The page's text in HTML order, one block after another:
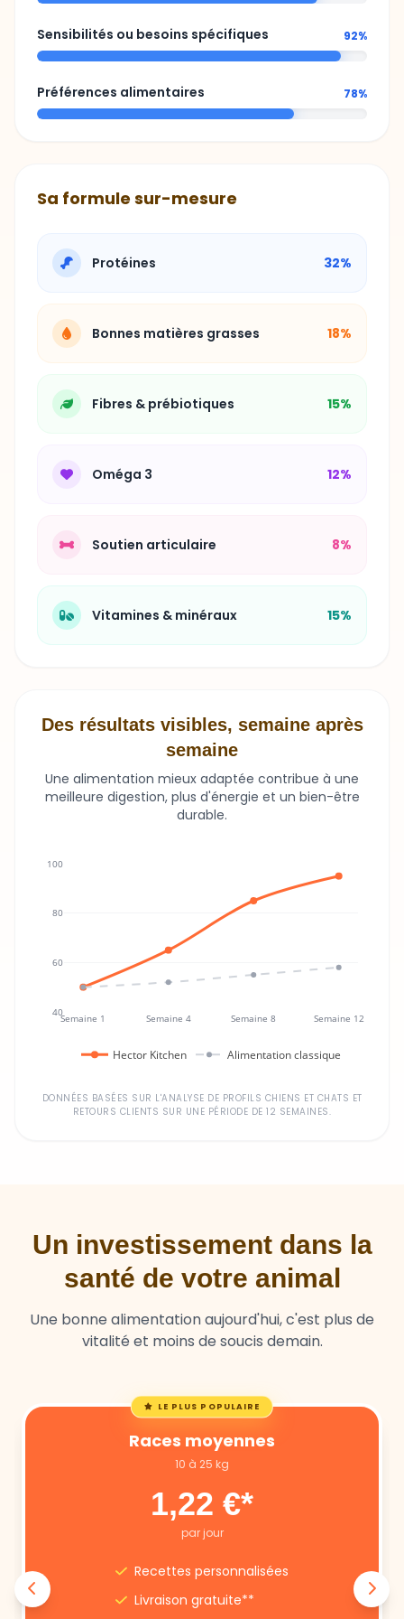
Sensibilités ou besoins spécifiques 92%
Préférences alimentaires 78%
Sa formule sur-mesure
Protéines 32%
Bonnes matières grasses 18%
Fibres & prébiotiques 15%
Oméga 3 12%
Soutien articulaire 8%
Vitamines & minéraux 15%
Des résultats visibles, semaine après
semaine
Une alimentation mieux adaptée contribue à une
meilleure digestion, plus d'énergie et un bien-être
durable.
Semaine 1 Semaine 4 Semaine 8 Semaine 12
40
60
80
100
Hector Kitchen Alimentation classique
DONNÉES BASÉES SUR L'ANALYSE DE PROFILS CHIENS ET CHATS ET
RETOURS CLIENTS SUR UNE PÉRIODE DE 12 SEMAINES.
Un investissement dans la
santé de votre animal
Une bonne alimentation aujourd'hui, c'est plus de
vitalité et moins de soucis demain.
LE PLUS POPULAIRE
Races moyennes
10 à 25 kg
1,22 €*
par jour
Recettes personnalisées
Livraison gratuite**